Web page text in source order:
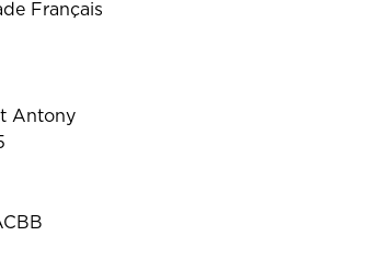
Français
Antony